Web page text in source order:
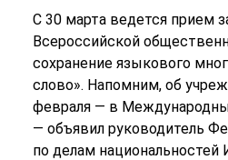
С 30 марта ведется прием
Всероссийской
сохранение языкового
слово». Напомним, об
февраля — в
— объявил руководитель
по делам национальностей